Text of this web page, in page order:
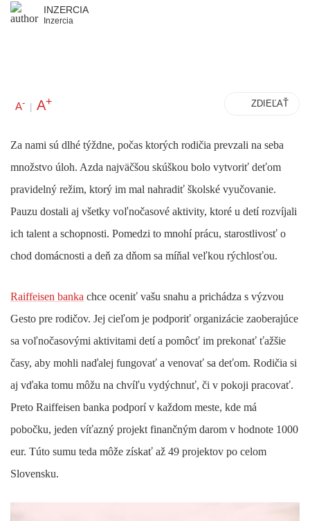
INZERCIA
Inzercia
A- | A+ ZDIEĽAŤ
Za nami sú dlhé týždne, počas ktorých rodičia prevzali na seba
množstvo úloh. Azda najväčšou skúškou bolo vytvoriť deťom
pravidelný režim, ktorý im mal nahradiť školské vyučovanie.
Pauzu dostali aj všetky voľnočasové aktivity, ktoré u detí rozvíjali
ich talent a schopnosti. Pomedzi to mnohí prácu, starostlivosť o
chod domácnosti a deň za dňom sa míňal veľkou rýchlosťou.
Raiffeisen banka chce oceniť vašu snahu a prichádza s výzvou
Gesto pre rodičov. Jej cieľom je podporiť organizácie zaoberajúce
sa voľnočasovými aktivitami detí a pomôcť im prekonať ťažšie
časy, aby mohli naďalej fungovať a venovať sa deťom. Rodičia si
aj vďaka tomu môžu na chvíľu vydýchnuť, či v pokoji pracovať.
Preto Raiffeisen banka podporí v každom meste, kde má
pobočku, jeden víťazný projekt finančným darom v hodnote 1000
eur. Túto sumu teda môže získať až 49 projektov po celom
Slovensku.